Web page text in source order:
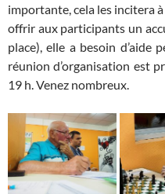
importante, cela les incitera
offrir aux participants un
place), elle a besoin d’aide
réunion d’organisation est
19 h. Venez nombreux.